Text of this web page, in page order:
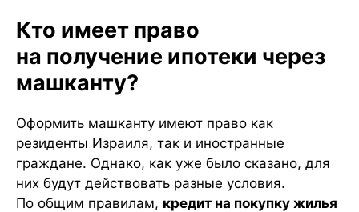
Кто имеет право
на получение ипотеки через
машканту?
Оформить машканту имеют право как
резиденты Израиля, так и иностранные
граждане. Однако, как уже было сказано, для
них будут действовать разные условия.
По общим правилам, кредит на покупку жилья